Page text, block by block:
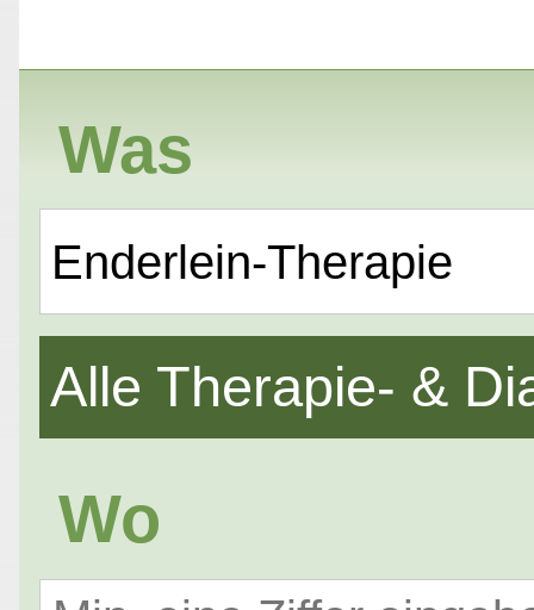
Was
Enderlein-Therapie
Alle Therapie- &
Wo